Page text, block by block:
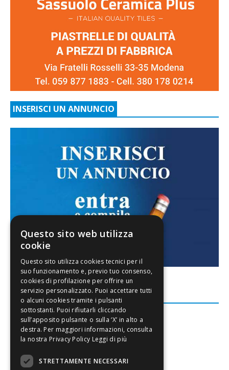
INSERISCI UN ANNUNCIO
FACEBOOK
Questo sito web utilizza
cookie
Leggi di più
STRETTAMENTE NECESSARI